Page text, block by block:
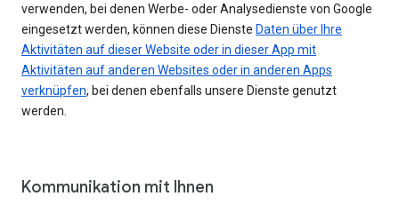
verwenden, bei denen Werbe- oder Analysedienste von Google
eingesetzt werden, können diese Dienste Daten über Ihre
Aktivitäten auf dieser Website oder in dieser App mit
Aktivitäten auf anderen Websites oder in anderen Apps
verknüpfen, bei denen ebenfalls unsere Dienste genutzt
werden.
Kommunikation mit Ihnen